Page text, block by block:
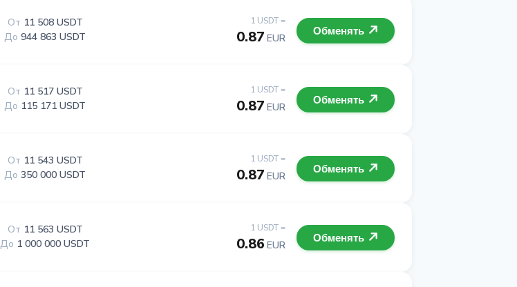
1 USDT =
0.87 EUR
От 11 508 USDT
До 944 863 USDT Обменять
1 USDT =
0.87 EUR
От 11 517 USDT
До 115 171 USDT Обменять
1 USDT =
0.87 EUR
От 11 543 USDT
До 350 000 USDT Обменять
1 USDT =
0.86 EUR
От 11 563 USDT
До 1 000 000 USDT Обменять